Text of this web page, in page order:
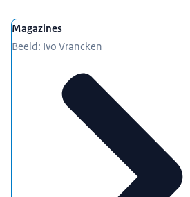
Magazines
Beeld: Ivo Vrancken